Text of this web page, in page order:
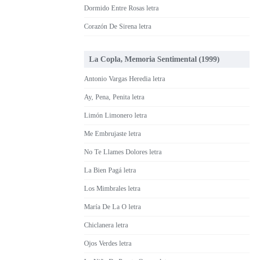
Dormido Entre Rosas letra
Corazón De Sirena letra
La Copla, Memoria Sentimental (1999)
Antonio Vargas Heredia letra
Ay, Pena, Penita letra
Limón Limonero letra
Me Embrujaste letra
No Te Llames Dolores letra
La Bien Pagá letra
Los Mimbrales letra
María De La O letra
Chiclanera letra
Ojos Verdes letra